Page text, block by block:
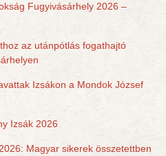
Fugyivásárhely 2026 –
az utánpótlás fogathajtó
Izsákon a Mondok József
Izsák 2026
Magyar sikerek összetettben